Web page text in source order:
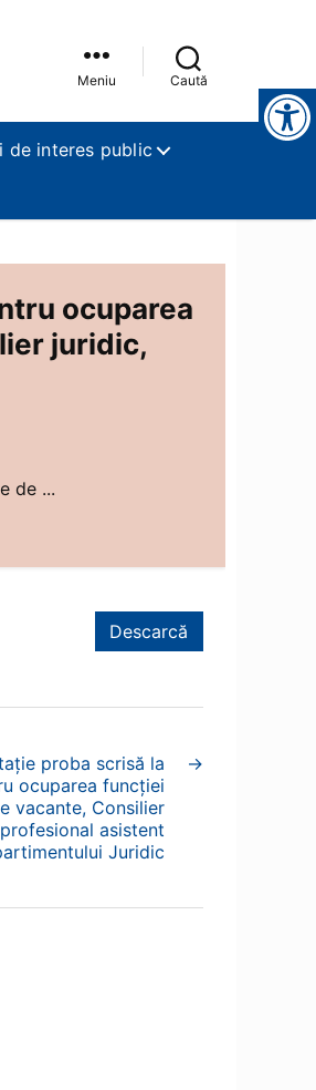
Meniu Caută
de interes public
Instrumente pentru accesibilitate
ocuparea
juridic,
de ...
Descarcă
→
proba scrisă la
ocuparea funcției
vacante, Consilier
asistent
Juridic